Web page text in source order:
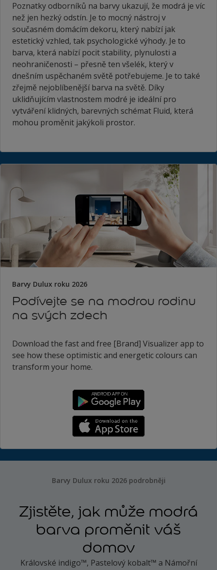
Poznatky odborníků na barvy ukazují, že modrá je víc
než jen hezký odstín. Je to mocný nástroj v
současném domácím dekoru, který nabízí jak
estetický vzhled, tak psychologické výhody. Je to
barva, která nabízí pocit stability, plynulosti a
neohraničenosti – přesně ten všelék, který v
dnešním uspěchaném světě potřebujeme. Je to také
zřejmě nejoblíbenější barva na světě. Díky
uklidňujícím vlastnostem modré je ideální pro
vytváření klidných, barevných schémat Fluid, která
mohou proměnit jakýkoli prostor.
Barvy Dulux roku 2026
Podívejte se na modrou rodinu
na svých zdech
Download the fast and free [Brand] Visualizer app to
see how these optimistic and energetic colours can
transform your home.
Barvy Dulux roku 2026 podrobněji
Zjistěte, jak může modrá
barva proměnit váš
domov
Královské indigo™, Pastelový kobalt™ a Námořní